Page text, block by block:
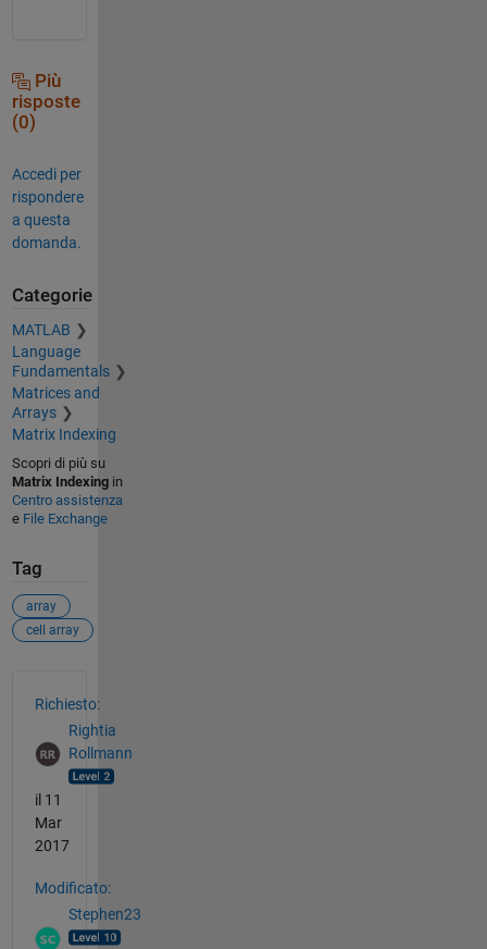
Più
risposte
(0)
Accedi per
rispondere
a questa
domanda.
Categorie
MATLAB
Language
Fundamentals
Matrices and
Arrays
Matrix Indexing
Scopri di più su
Matrix Indexingin
Centro assistenza
e File Exchange
Tag
array
cell array
Richiesto:
Rightia
Rollmann
il 11
Mar
2017
Modificato:
Stephen23